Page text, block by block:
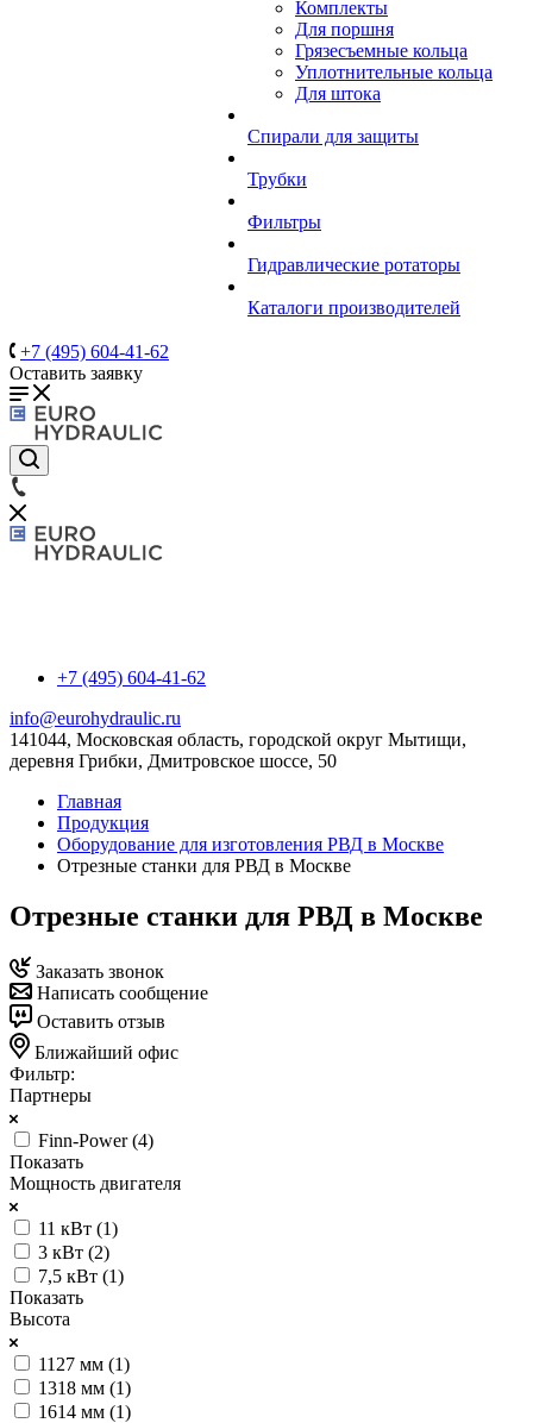
Комплекты
Для поршня
Грязесъемные кольца
Уплотнительные кольца
Для штока
Спирали для защиты
Трубки
Фильтры
Гидравлические ротаторы
Каталоги производителей
+7 (495) 604-41-62
Оставить заявку
+7 (495) 604-41-62
info@eurohydraulic.ru
141044, Московская область, городской округ Мытищи,
деревня Грибки, Дмитровское шоссе, 50
Главная
Продукция
Оборудование для изготовления РВД в Москве
Отрезные станки для РВД в Москве
Отрезные станки для РВД в Москве
Заказать звонок
Написать сообщение
Оставить отзыв
Ближайший офис
Фильтр:
Партнеры
Finn-Power (4)
Показать
Мощность двигателя
11 кВт (1)
3 кВт (2)
7,5 кВт (1)
Показать
Высота
1127 мм (1)
1318 мм (1)
1614 мм (1)